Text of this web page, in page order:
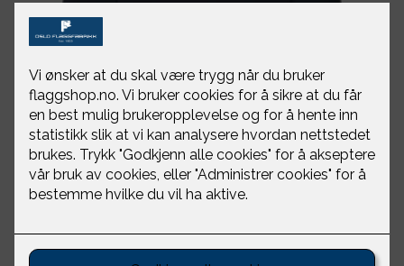
Original tskjorte herre blå